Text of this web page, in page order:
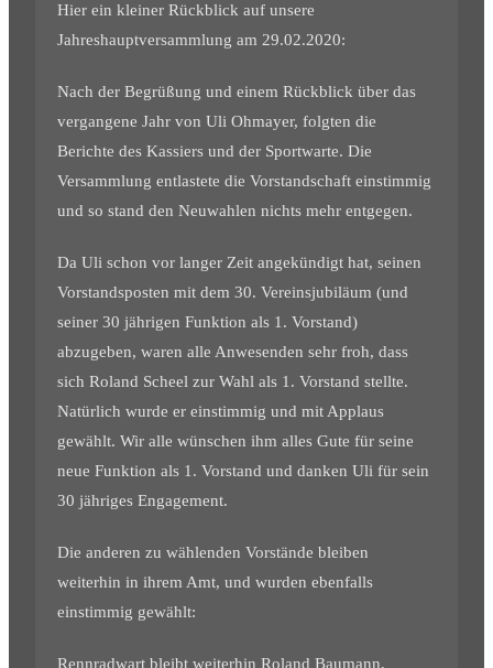
Hier ein kleiner Rückblick auf unsere
Jahreshauptversammlung am 29.02.2020:
Nach der Begrüßung und einem Rückblick über das
vergangene Jahr von Uli Ohmayer, folgten die
Berichte des Kassiers und der Sportwarte. Die
Versammlung entlastete die Vorstandschaft einstimmig
und so stand den Neuwahlen nichts mehr entgegen.
Da Uli schon vor langer Zeit angekündigt hat, seinen
Vorstandsposten mit dem 30. Vereinsjubiläum (und
seiner 30 jährigen Funktion als 1. Vorstand)
abzugeben, waren alle Anwesenden sehr froh, dass
sich Roland Scheel zur Wahl als 1. Vorstand stellte.
Natürlich wurde er einstimmig und mit Applaus
gewählt. Wir alle wünschen ihm alles Gute für seine
neue Funktion als 1. Vorstand und danken Uli für sein
30 jähriges Engagement.
Die anderen zu wählenden Vorstände bleiben
weiterhin in ihrem Amt, und wurden ebenfalls
einstimmig gewählt:
Rennradwart bleibt weiterhin Roland Baumann,